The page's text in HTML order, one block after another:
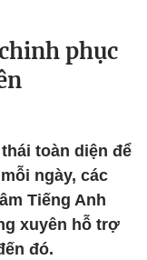
phục
toàn diện để
ngày, các
Tiếng Anh
xuyên hỗ trợ
đó.